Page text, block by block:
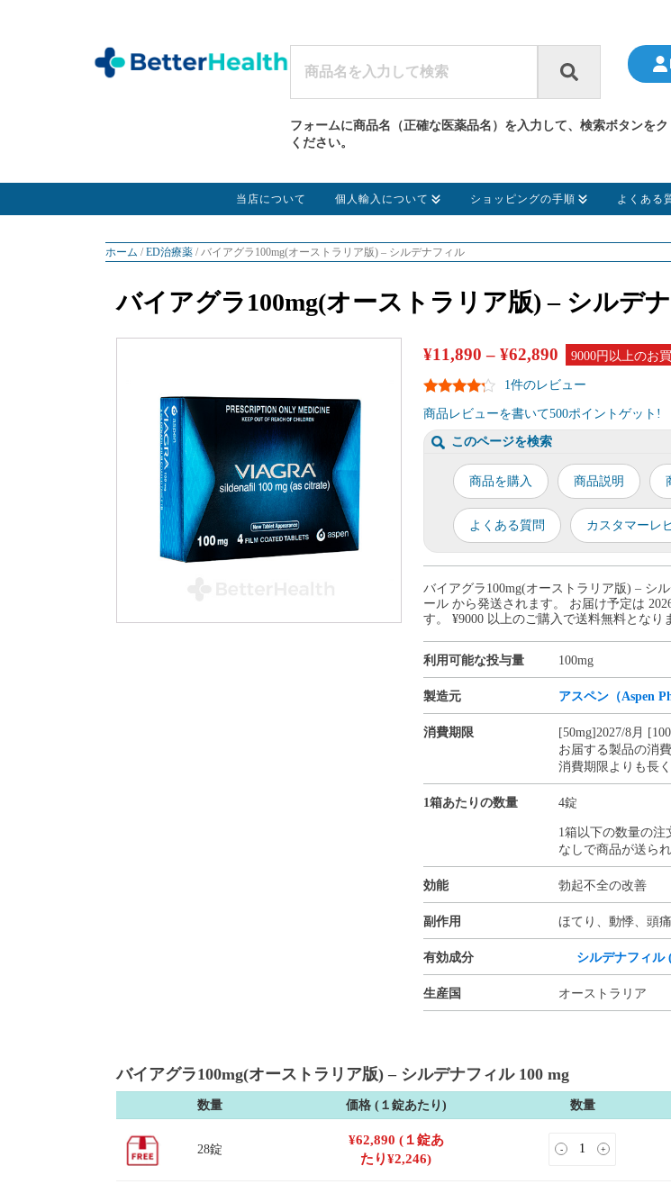
フォームに商品名（正確な医薬品名）を入力して、検索ボタンを
ください。
当店について 個人輸入について ショッピングの手順 よくある
ホーム /ED治療薬 / バイアグラ100mg(オーストラリア版) – シルデナフィル
バイアグラ100mg(オーストラリア版) – シルデ
¥11,890 –¥62,890 9000円以上のお
1件のレビュー
商品レビューを書いて500ポイントゲット!
このページを検索
商品を購入 商品説明
よくある質問 カスタマーレ
バイアグラ100mg(オーストラリア版) – シ
ール から発送されます。 お届け予定は
す。 ¥9000 以上のご購入で送料無料となり
利用可能な投与量 100mg
製造元 アスペン（Aspen
消費期限
[50mg]2027/8月
お届する製品の消
消費期限よりも長
1箱あたりの数量 4錠
1箱以下の数量の
なしで商品が送ら
効能 勃起不全の改善
副作用 ほてり、動悸、頭
有効成分 シルデナフィル
生産国 オーストラリア
バイアグラ100mg(オーストラリア版) – シルデナフィル 100 mg
数量 価格 (１錠あたり) 数量
28錠
¥62,890 (１錠あ
たり¥2,246)
- +